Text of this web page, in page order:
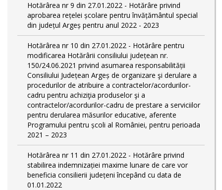
Hotărârea nr 9 din 27.01.2022 - Hotărâre privind
aprobarea rețelei școlare pentru învățământul special
din județul Argeș pentru anul 2022 - 2023
Hotărârea nr 10 din 27.01.2022 - Hotărâre pentru
modificarea Hotărârii consiliului județean nr.
150/24.06.2021 privind asumarea responsabilității
Consiliului Județean Argeș de organizare şi derulare a
procedurilor de atribuire a contractelor/acordurilor-
cadru pentru achiziţia produselor şi a
contractelor/acordurilor-cadru de prestare a serviciilor
pentru derularea măsurilor educative, aferente
Programului pentru școli al României, pentru perioada
2021 – 2023
Hotărârea nr 11 din 27.01.2022 - Hotărâre privind
stabilirea indemnizației maxime lunare de care vor
beneficia consilierii județeni începând cu data de
01.01.2022